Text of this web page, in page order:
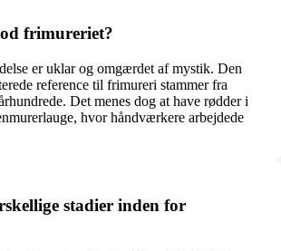
frimureriet?
er uklar og omgærdet af mystik. Den
reference til frimureri stammer fra
Det menes dog at have rødder i
hvor håndværkere arbejdede
stadier inden for